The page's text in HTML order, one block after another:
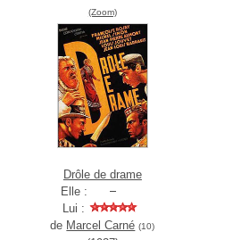
(Zoom)
Drôle de drame
Elle :
Lui :
de Marcel Carné (10)